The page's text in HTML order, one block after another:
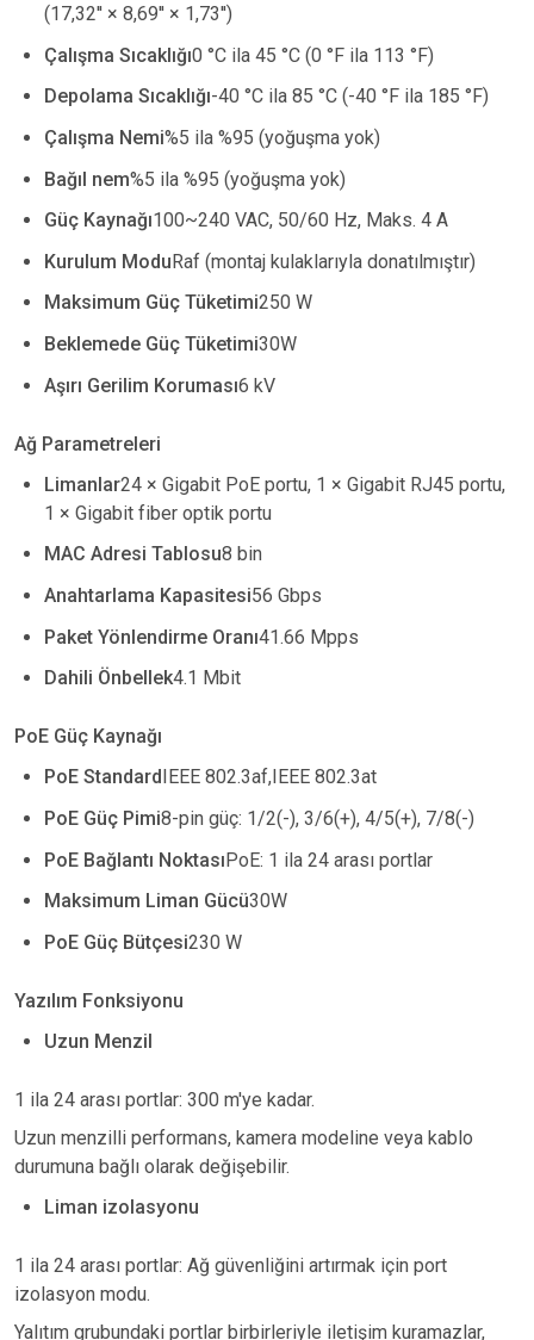
(17,32'' × 8,69'' × 1,73'')
Çalışma Sıcaklığı0 °C ila 45 °C (0 °F ila 113 °F)
Depolama Sıcaklığı-40 °C ila 85 °C (-40 °F ila 185 °F)
Çalışma Nemi%5 ila %95 (yoğuşma yok)
Bağıl nem%5 ila %95 (yoğuşma yok)
Güç Kaynağı100~240 VAC, 50/60 Hz, Maks. 4 A
Kurulum ModuRaf (montaj kulaklarıyla donatılmıştır)
Maksimum Güç Tüketimi250 W
Beklemede Güç Tüketimi30W
Aşırı Gerilim Koruması6 kV
Ağ Parametreleri
Limanlar24 × Gigabit PoE portu, 1 × Gigabit RJ45 portu,
1 × Gigabit fiber optik portu
MAC Adresi Tablosu8 bin
Anahtarlama Kapasitesi56 Gbps
Paket Yönlendirme Oranı41.66 Mpps
Dahili Önbellek4.1 Mbit
PoE Güç Kaynağı
PoE Standard IEEE 802.3af,IEEE 802.3at
PoE Güç Pimi8-pin güç: 1/2(-), 3/6(+), 4/5(+), 7/8(-)
PoE Bağlantı NoktasıPoE: 1 ila 24 arası portlar
Maksimum Liman Gücü30W
PoE Güç Bütçesi230 W
Yazılım Fonksiyonu
Uzun Menzil
1 ila 24 arası portlar: 300 m'ye kadar.
Uzun menzilli performans, kamera modeline veya kablo
durumuna bağlı olarak değişebilir.
Liman izolasyonu
1 ila 24 arası portlar: Ağ güvenliğini artırmak için port
izolasyon modu.
Yalıtım grubundaki portlar birbirleriyle iletişim kuramazlar,